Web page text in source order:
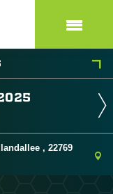
, 22769